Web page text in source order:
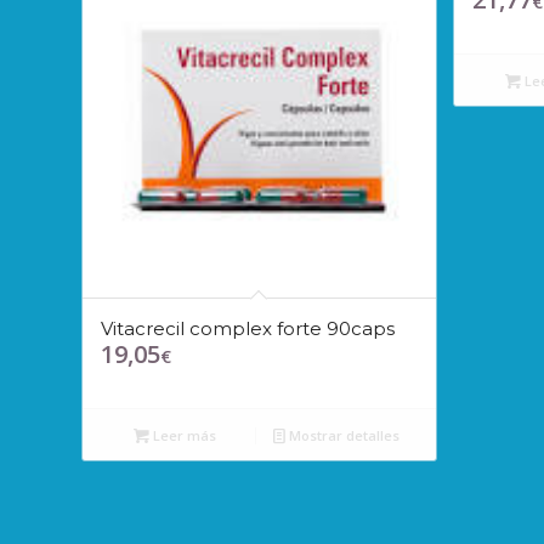
Vitacrecil complex forte 90caps
19,05€
Leer más Mostrar detalles